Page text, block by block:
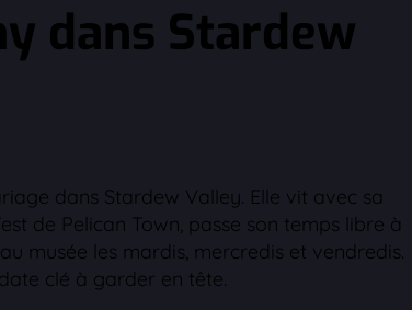
dans Stardew
dans Stardew Valley. Elle vit avec sa
de Pelican Town, passe son temps libre à
musée les mardis, mercredis et vendredis.
clé à garder en tête.